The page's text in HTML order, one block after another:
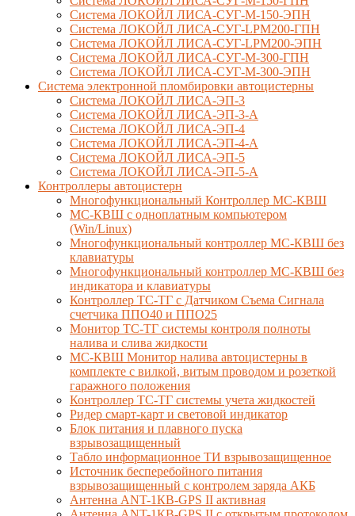
Система ЛОКОЙЛ ЛИСА-СУГ-М-150-ЭПН
Система ЛОКОЙЛ ЛИСА-СУГ-LPM200-ГПН
Система ЛОКОЙЛ ЛИСА-СУГ-LPM200-ЭПН
Система ЛОКОЙЛ ЛИСА-СУГ-М-300-ГПН
Система ЛОКОЙЛ ЛИСА-СУГ-М-300-ЭПН
Система электронной пломбировки автоцистерны
Система ЛОКОЙЛ ЛИСА-ЭП-3
Система ЛОКОЙЛ ЛИСА-ЭП-3-А
Система ЛОКОЙЛ ЛИСА-ЭП-4
Система ЛОКОЙЛ ЛИСА-ЭП-4-А
Система ЛОКОЙЛ ЛИСА-ЭП-5
Система ЛОКОЙЛ ЛИСА-ЭП-5-А
Контроллеры автоцистерн
Многофункциональный Контроллер МС-КВШ
МС-КВШ с одноплатным компьютером
(Win/Linux)
Многофункциональный контроллер МС-КВШ без
клавиатуры
Многофункциональный контроллер МС-КВШ без
индикатора и клавиатуры
Контроллер ТС-ТГ с Датчиком Съема Сигнала
счетчика ППО40 и ППО25
Монитор ТС-ТГ системы контроля полноты
налива и слива жидкости
МС-КВШ Монитор налива автоцистерны в
комплекте с вилкой, витым проводом и розеткой
гаражного положения
Контроллер ТС-ТГ системы учета жидкостей
Ридер смарт-карт и световой индикатор
Блок питания и плавного пуска
взрывозащищенный
Табло информационное ТИ взрывозащищенное
Источник бесперебойного питания
взрывозащищенный с контролем заряда АКБ
Антенна ANT-1КВ-GPS II активная